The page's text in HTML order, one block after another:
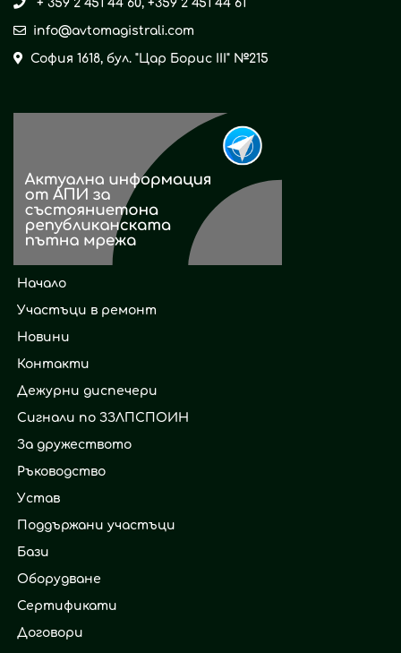
+ 359 2 451 44 60, +359 2 451 44 61
info@avtomagistrali.com
София 1618, бул. "Цар Борис ІІІ" №215
Начало
Участъци в ремонт
Новини
Контакти
Дежурни диспечери
Сигнали по ЗЗЛПСПОИН
За дружеството
Ръководство
Устав
Поддържани участъци
Бази
Оборудване
Сертификати
Договори